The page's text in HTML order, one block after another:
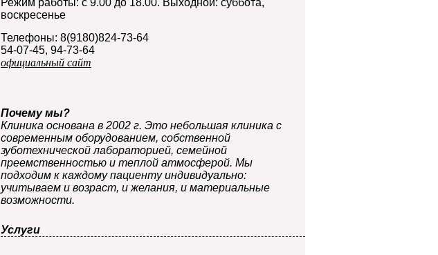
Режим работы: с 9.00 до 18.00. Выходной: суббота,
воскресенье
Телефоны: 8(9180)824-73-64
54-07-45, 94-73-64
официальный сайт
Почему мы?
Клиника основана в 2002 г. Это небольшая клиника с
современным оборудованием, собственной
зуботехнической лабораторией, семейной
преемственностью и теплой атмосферой. Мы
подходим к каждому пациенту индивидуально:
учитываем и возраст, и желания, и материальные
возможности.
Услуги